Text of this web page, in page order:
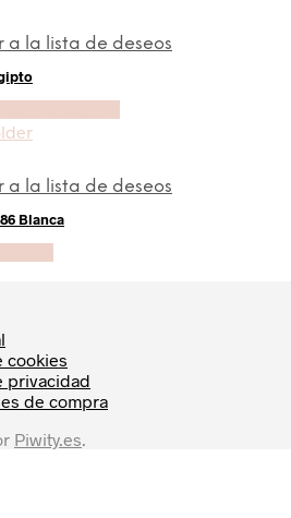
a la lista de deseos
a la lista de deseos
Blanca
cookies
privacidad
de compra
Piwity.es